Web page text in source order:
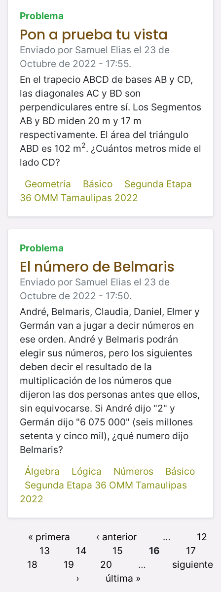
Problema
Pon a prueba tu vista
Enviado por Samuel Elias el 23 de
Octubre de 2022 - 17:55.
En el trapecio ABCD de bases AB y CD,
las diagonales AC y BD son
perpendiculares entre sí. Los Segmentos
AB y BD miden 20 m y 17 m
respectivamente. El área del triángulo
ABD es 102 m2. ¿Cuántos metros mide el
lado CD?
Geometría
Básico
Segunda Etapa
36 OMM Tamaulipas 2022
Problema
El número de Belmaris
Enviado por Samuel Elias el 23 de
Octubre de 2022 - 17:50.
André, Belmaris, Claudia, Daniel, Elmer y
Germán van a jugar a decir números en
ese orden. André y Belmaris podrán
elegir sus números, pero los siguientes
deben decir el resultado de la
multiplicación de los números que
dijeron las dos personas antes que ellos,
sin equivocarse. Si André dijo "2" y
Germán dijo "6 075 000" (seis millones
setenta y cinco mil), ¿qué numero dijo
Belmaris?
Álgebra
Lógica Números
Básico
Segunda Etapa 36 OMM Tamaulipas
2022
« primera ‹ anterior …
12
13
14 15 16
17
18
19 20 …
siguiente
›
última »